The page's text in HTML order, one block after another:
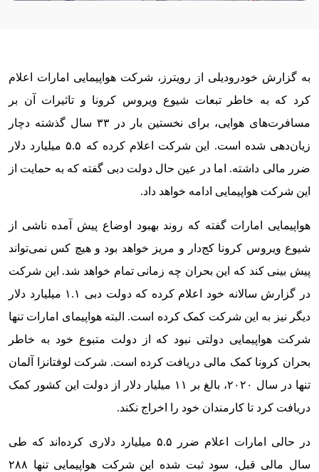
به گزارش خودرودیلی از رویترز، شرکت هواپیمایی امارات اعلام
کرد که به خاطر تبعات شیوع ویروس کرونا و تاثیرات آن بر
مسافرت‌های هوایی، برای نخستین بار در ۳۳ سال گذشته دچار
زیان‌دهی شده است. این شرکت اعلام کرده که ۵.۵ میلیارد دلار
ضرر مالی داشته. اما در عین حال دولت دبی گفته که به حمایت از
این شرکت هواپیمایی ادامه خواهد داد.
هواپیمایی امارات گفته که روند بهبود اوضاع پیش آمده ناشی از
شیوع ویروس کرونا کج‌دار و مریز خواهد بود و هیچ کس نمی‌تواند
پیش بینی کند که این بحران چه زمانی تمام خواهد شد. این شرکت
در گزارش سالانه خود اعلام کرده که دولت دبی ۱.۱ میلیارد دلار
دیگر نیز به این شرکت کمک کرده است. البته هواپیمای امارات تنها
شرکت هواپیمایی دولتی نبود که از دولت متبوع خود به خاطر
بحران کرونا کمک مالی دریافت کرده است. شرکت لوفتانزا آلمان
تنها در سال ۲۰۲۰، بالغ بر ۱۱ میلیار دلار از دولت این کشور کمک
دریافت کرد تا کارمندان خود را اخراج نکند.
در حالی امارات اعلام ضرر ۵.۵ میلیارد دلاری کرده‌اند که طی
سال مالی قبل، سود ثبت شده این شرکت هواپیمایی تنها ۲۸۸